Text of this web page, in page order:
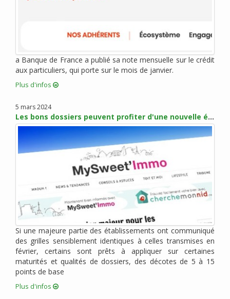
janvier 2012 (10)
décembre 2011 (3)
novembre 2011 (5)
septembre 2011 (4)
août 2011 (5)
juillet 2011 (1)
juin 2011 (1)
mars 2011 (2)
février 2011 (3)
janvier 2011 (2)
décembre 2010 (1)
novembre 2010 (2)
octobre 2010 (2)
août 2010 (1)
juin 2010 (2)
a Banque de France a publié sa note mensuelle sur le crédit
aux particuliers, qui porte sur le mois de janvier.
Plus d'infos
5 mars 2024
Les bons dossiers peuvent profiter d'une nouvelle érosion des taux en mars
Si une majeure partie des établissements ont communiqué
des grilles sensiblement identiques à celles transmises en
février, certains sont prêts à appliquer sur certaines
maturités et qualités de dossiers, des décotes de 5 à 15
points de base
Plus d'infos